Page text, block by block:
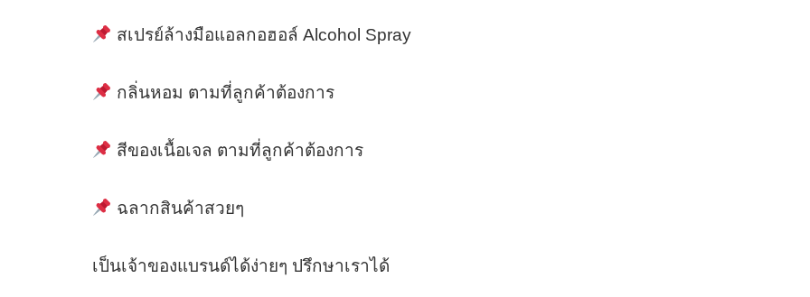
สเปรย์ล้างมือแอลกอฮอล์ Alcohol Spray
กลิ่นหอม ตามที่ลูกค้าต้องการ
สีของเนื้อเจล ตามที่ลูกค้าต้องการ
ฉลากสินค้าสวยๆ
เป็นเจ้าของแบรนด์ได้ง่ายๆ ปรึกษาเราได้